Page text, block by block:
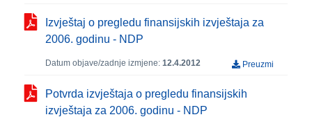
Izvještaj o pregledu finansijskih izvještaja za
2006. godinu - NDP
Datum objave/zadnje izmjene: 12.4.2012 Preuzmi
Potvrda izvještaja o pregledu finansijskih
izvještaja za 2006. godinu - NDP